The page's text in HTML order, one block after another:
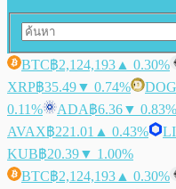
BTC฿2,124,193 ▲ 0.30%
XRP฿35.49▼ 0.74%
0.11%
ADA฿6.36▼ 0.83%
AVAX฿221.01 ▲ 0.43%
KUB฿20.39▼ 1.00%
BTC฿2,124,193 ▲ 0.30%